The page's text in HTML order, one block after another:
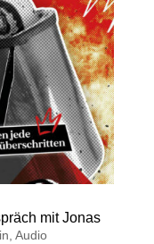
mit Jonas
Audio